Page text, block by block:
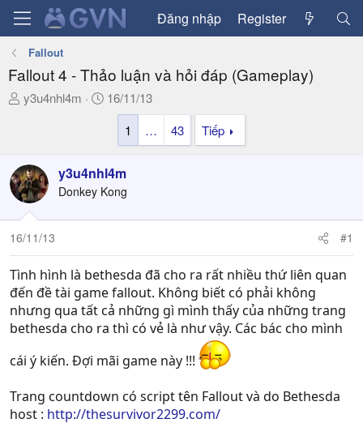
Đăng nhập Register
Fallout
Fallout 4 - Thảo luận và hỏi đáp (Gameplay)
T
a
d
s
t
a
e
r
y3u4nhl4m
N
g
ử
i
16/11/13
1
… 43 Tiếp
y3u4nhl4m
Donkey Kong
16/11/13 #1
Tình hình là bethesda đã cho ra rất nhiều thứ liên quan
đến đề tài game fallout. Không biết có phải không
nhưng qua tất cả những gì mình thấy của những trang
bethesda cho ra thì có vẻ là như vậy. Các bác cho mình
cái ý kiến. Đợi mãi game này !!!
Trang countdown có script tên Fallout và do Bethesda
host : http://thesurvivor2299.com/